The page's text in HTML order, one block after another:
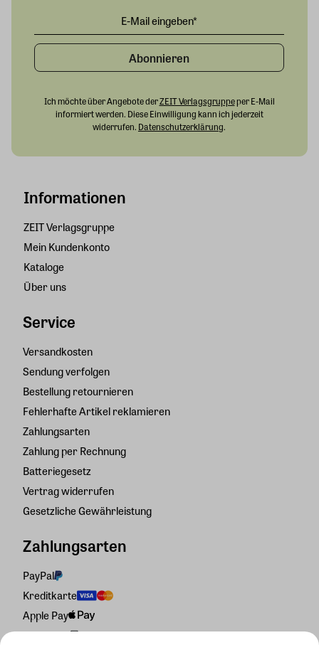
Informationen
ZEIT Verlagsgruppe
Mein Kundenkonto
Kataloge
Über uns
Service
Versandkosten
Sendung verfolgen
Bestellung retournieren
Fehlerhafte Artikel reklamieren
Zahlungsarten
Zahlung per Rechnung
Batteriegesetz
Vertrag widerrufen
Gesetzliche Gewährleistung
Zahlungsarten
PayPal
Kreditkarte
Apple Pay
Rechnung
Abonnieren
Ich möchte über Angebote derZEIT Verlagsgruppeper E-Mail
informiert werden. Diese Einwilligung kann ich jederzeit
widerrufen. Datenschutzerklärung.